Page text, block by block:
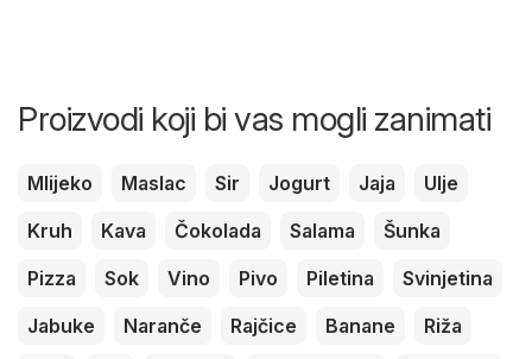
Proizvodi koji bi vas mogli zanimati
Mlijeko Maslac Sir Jogurt Jaja
Ulje
Kruh
Kava Čokolada Salama
Šunka
Pizza
Sok Vino Pivo Piletina
Svinjetina
Jabuke
Naranče Rajčice Banane
Riža